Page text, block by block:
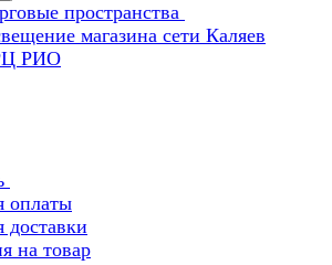
пространства
магазина сети Каляев
РИО
оплаты
доставки
на товар